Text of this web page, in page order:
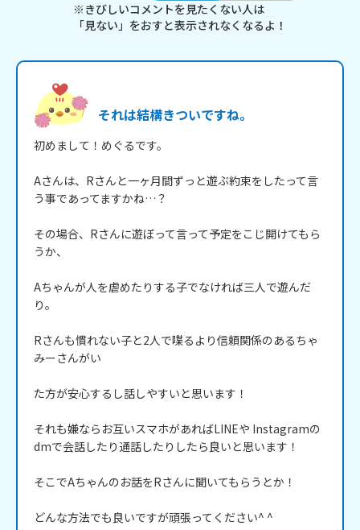
※きびしいコメントを見たくない人は
「見ない」をおすと表示されなくなるよ！
それは結構きついですね。
初めまして！めぐるです。
Aさんは、Rさんと一ヶ月間ずっと遊ぶ約束をしたって言
う事であってますかね…？
その場合、Rさんに遊ぼって言って予定をこじ開けてもら
うか、
Aちゃんが人を虐めたりする子でなければ三人で遊んだ
り。
Rさんも慣れない子と2人で喋るより信頼関係のあるちゃ
みーさんがい
た方が安心するし話しやすいと思います！
それも嫌ならお互いスマホがあればLINEや Instagramの
dmで会話したり通話したりしたら良いと思います！
そこでAちゃんのお話をRさんに聞いてもらうとか！
どんな方法でも良いですが頑張ってください^ ^